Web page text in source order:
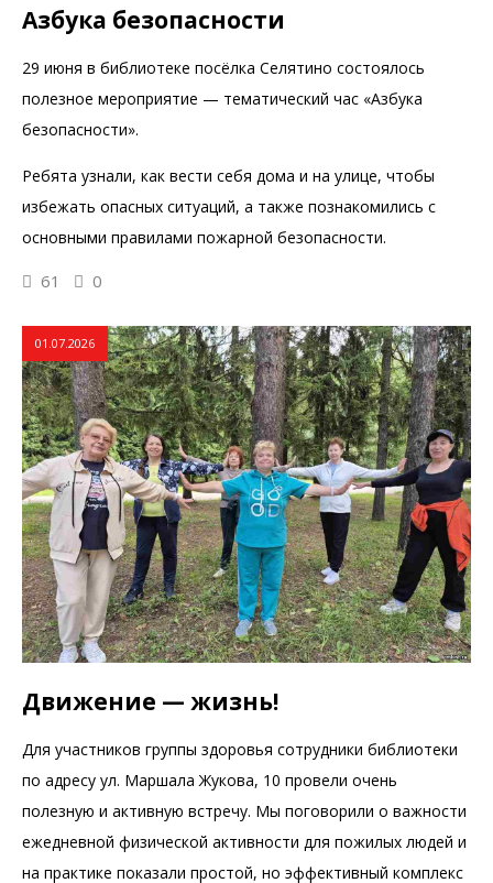
Азбука безопасности
29 июня в библиотеке посёлка Селятино состоялось
полезное мероприятие — тематический час «Азбука
безопасности».
Ребята узнали, как вести себя дома и на улице, чтобы
избежать опасных ситуаций, а также познакомились с
основными правилами пожарной безопасности.
61 0
01.07.2026
Движение — жизнь!
Для участников группы здоровья сотрудники библиотеки
по адресу ул. Маршала Жукова, 10 провели очень
полезную и активную встречу. Мы поговорили о важности
ежедневной физической активности для пожилых людей и
на практике показали простой, но эффективный комплекс